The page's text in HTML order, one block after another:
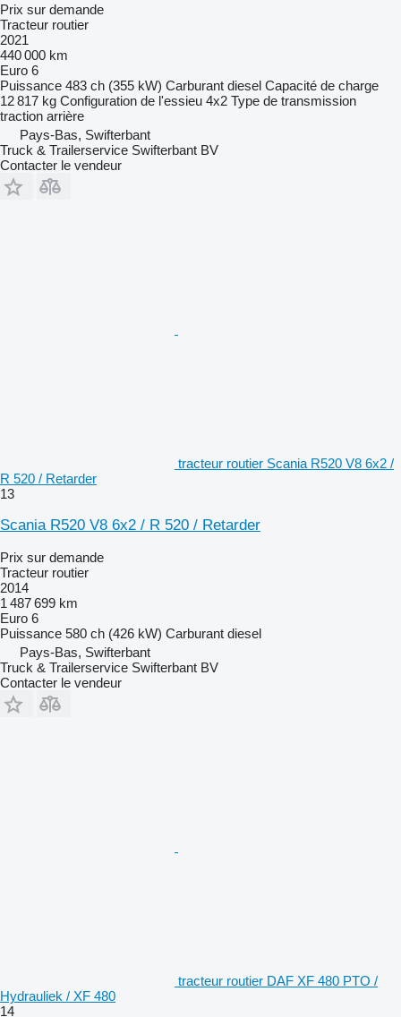
Prix sur demande
Tracteur routier
2021
440 000 km
Euro 6
Puissance 483 ch (355 kW) Carburant diesel Capacité de charge
12 817 kg Configuration de l'essieu 4x2 Type de transmission
traction arrière
Pays-Bas, Swifterbant
Truck & Trailerservice Swifterbant BV
Contacter le vendeur
tracteur routier Scania R520 V8 6x2 /
R 520 / Retarder
13
Scania R520 V8 6x2 / R 520 / Retarder
Prix sur demande
Tracteur routier
2014
1 487 699 km
Euro 6
Puissance 580 ch (426 kW) Carburant diesel
Pays-Bas, Swifterbant
Truck & Trailerservice Swifterbant BV
Contacter le vendeur
tracteur routier DAF XF 480 PTO /
Hydrauliek / XF 480
14